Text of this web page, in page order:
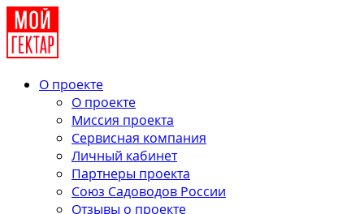
О проекте
О проекте
Миссия проекта
Сервисная компания
Личный кабинет
Партнеры проекта
Союз Садоводов России
Отзывы о проекте